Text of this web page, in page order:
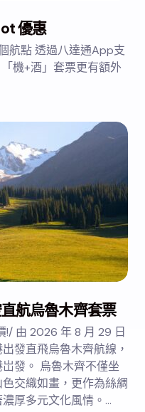
優惠
航點 透過八達通App支
機+酒」套票更有額外
航烏魯木齊套票
由 2026 年 8 月 29 日
發直飛烏魯木齊航線，
發。 烏魯木齊不僅坐
交織如畫，更作為絲綢
厚多元文化風情。…